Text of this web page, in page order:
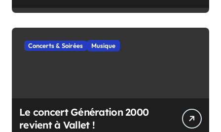
Concerts & Soirées Musique
Le concert Génération 2000
revient à Vallet !